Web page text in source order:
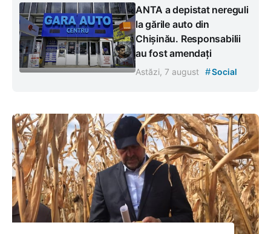
ANTA a depistat nereguli
la gările auto din
Chișinău. Responsabilii
au fost amendați
Astăzi, 7 august #Social